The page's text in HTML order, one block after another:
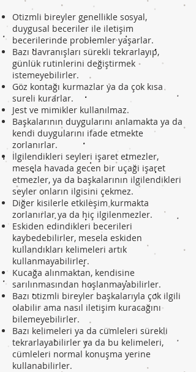
Otizmli bireyler genellikle sosyal,
duygusal beceriler ile iletişim
becerilerinde problemler yaşarlar.
Bazı davranışları sürekli tekrarlayıp,
günlük rutinlerini değiştirmek
istemeyebilirler.
Göz kontağı kurmazlar ya da çok kısa
sureli kurarlar.
Jest ve mimikler kullanılmaz.
Başkalarının duygularını anlamakta ya da
kendi duygularını ifade etmekte
zorlanırlar.
İlgilendikleri seyleri işaret etmezler,
mesela havada gecen bir uçaği işaret
etmezler, ya da başkalarının ilgilendikleri
seyler onların ilgisini çekmez.
Diğer kisilerle etkileşim kurmakta
zorlanırlar ya da hiç ilgilenmezler.
Eskiden edindikleri becerileri
kaybedebilirler, mesela eskiden
kullandıkları kelimeleri artık
kullanmayabilirler.
Kucağa alınmaktan, kendisine
sarılınmasından hoşlanmayabilirler.
Bazı otizmli bireyler başkalarıyla çok ilgili
olabilir ama nasıl iletişim kuracağını
bilemeyebilirler.
Bazı kelimeleri ya da cümleleri sürekli
tekrarlayabilirler ya da bu kelimeleri,
cümleleri normal konuşma yerine
kullanabilirler.